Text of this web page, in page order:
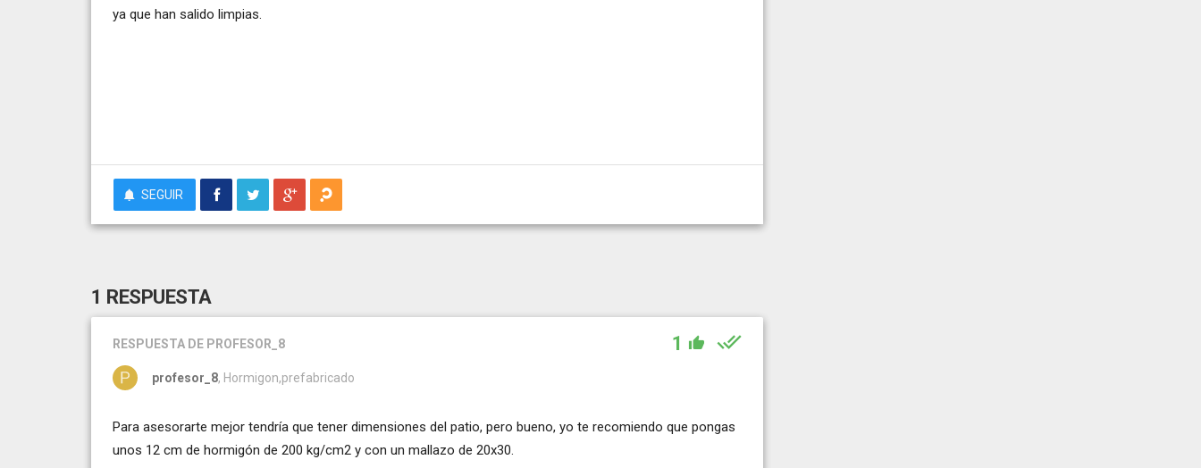
ya que han salido limpias.
SEGUIR
1 RESPUESTA
RESPUESTA DE PROFESOR_8 1
profesor_8, Hormigon,prefabricado
Para asesorarte mejor tendría que tener dimensiones del patio, pero bueno, yo te recomiendo que pongas
unos 12 cm de hormigón de 200 kg/cm2 y con un mallazo de 20x30.